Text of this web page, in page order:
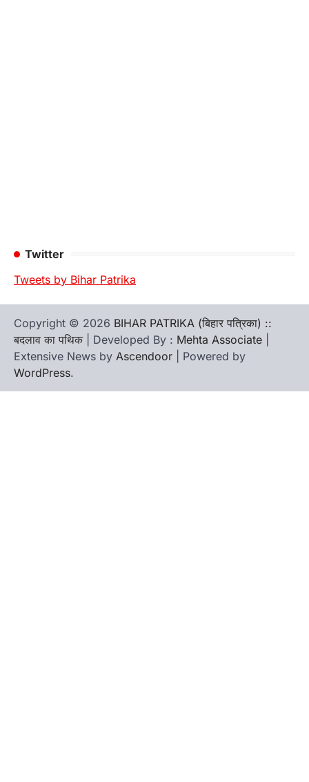
Twitter
Tweets by Bihar Patrika
Copyright © 2026 BIHAR PATRIKA (बिहार पत्रिका) ::
बदलाव का पथिक | Developed By : Mehta Associate
Extensive News by Ascendoor | Powered by
WordPress.